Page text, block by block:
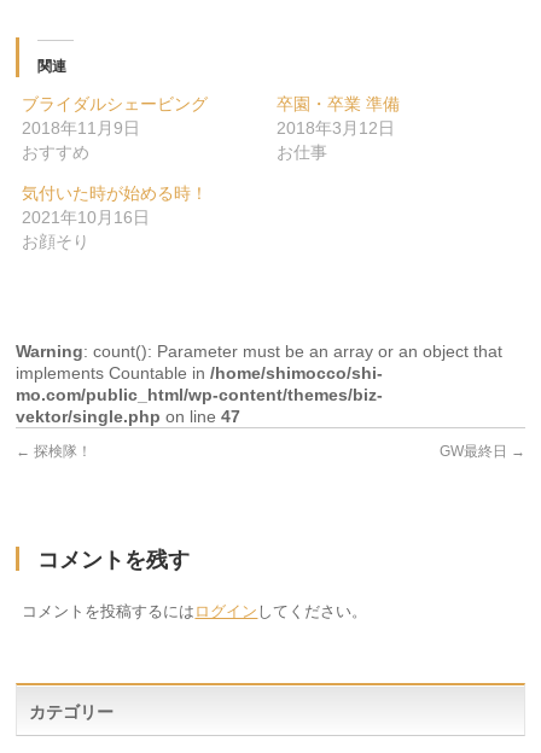
関連
ブライダルシェービング
2018年11月9日
おすすめ
卒園・卒業 準備
2018年3月12日
お仕事
気付いた時が始める時！
2021年10月16日
お顔そり
Warning: count(): Parameter must be an array or an object that
implements Countable in/home/shimocco/shi-
mo.com/public_html/wp-content/themes/biz-
vektor/single.php on line47
← 探検隊！ GW最終日 →
コメントを残す
コメントを投稿するには ログイン してください。
カテゴリー